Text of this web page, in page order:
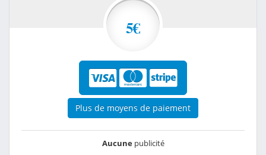
5€
Plus de moyens de paiement
Aucunepublicité